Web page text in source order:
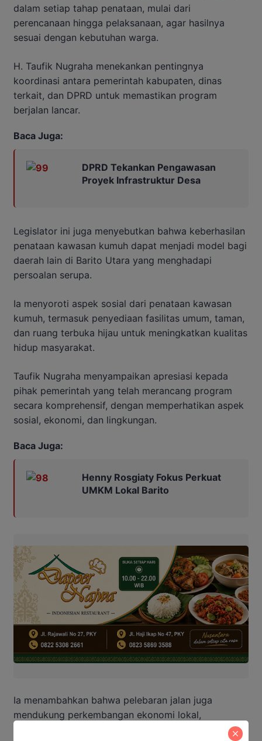
dalam setiap tahap penataan, mulai dari
perencanaan hingga pelaksanaan, agar hasilnya
sesuai dengan kebutuhan warga.
H. Taufik Nugraha menekankan pentingnya
koordinasi antara pemerintah kabupaten, dinas
terkait, dan DPRD untuk memastikan program
berjalan lancar.
Baca Juga:
DPRD Tekankan Pengawasan
Proyek Infrastruktur Desa
Legislator ini juga menyebutkan bahwa keberhasilan
penataan kawasan kumuh dapat menjadi model bagi
daerah lain di Barito Utara yang menghadapi
persoalan serupa.
Ia menyoroti aspek sosial dari penataan kawasan
kumuh, termasuk penyediaan fasilitas umum, taman,
dan ruang terbuka hijau untuk meningkatkan kualitas
hidup masyarakat.
Taufik Nugraha menyampaikan apresiasi kepada
pihak pemerintah yang telah merancang program
secara komprehensif, dengan memperhatikan aspek
sosial, ekonomi, dan lingkungan.
Baca Juga:
Henny Rosgiaty Fokus Perkuat
UMKM Lokal Barito
Ia menambahkan bahwa pelebaran jalan juga
mendukung perkembangan ekonomi lokal,